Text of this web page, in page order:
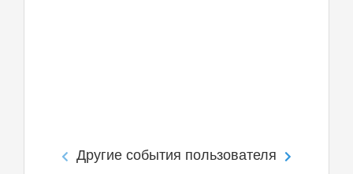
Другие события пользователя